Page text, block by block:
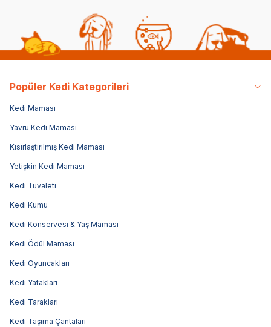
Popüler Kedi Kategorileri
Kedi Maması
Yavru Kedi Maması
Kısırlaştırılmış Kedi Maması
Yetişkin Kedi Maması
Kedi Tuvaleti
Kedi Kumu
Kedi Konservesi & Yaş Maması
Kedi Ödül Maması
Kedi Oyuncakları
Kedi Yatakları
Kedi Tarakları
Kedi Taşıma Çantaları